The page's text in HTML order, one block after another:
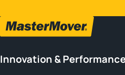
Innovation &